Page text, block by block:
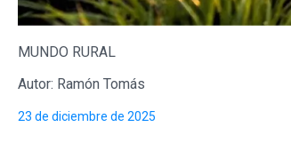
MUNDO RURAL
Autor: Ramón Tomás
23 de diciembre de 2025